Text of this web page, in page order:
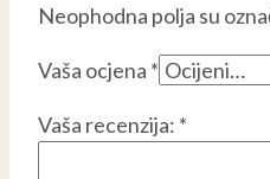
Neophodna polja su
Vaša ocjena *
Vaša recenzija: *